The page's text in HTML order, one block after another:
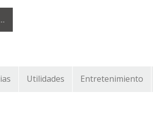
Utilidades Entretenimiento